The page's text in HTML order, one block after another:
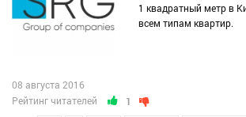
1 квадратный метр в
всем типам квартир.
Рейтинг читателей 1
08 августа 2016